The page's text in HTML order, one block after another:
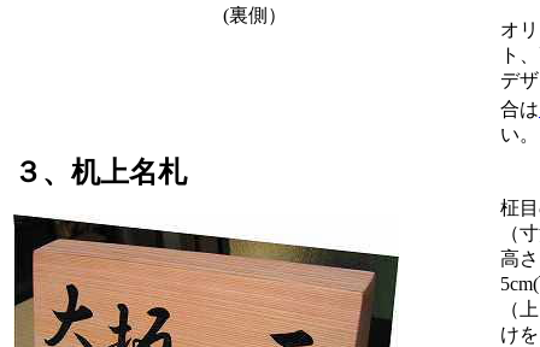
(裏側）
オ
ト
デ
合は
い
３、机上名札
柾
（
高
（
け